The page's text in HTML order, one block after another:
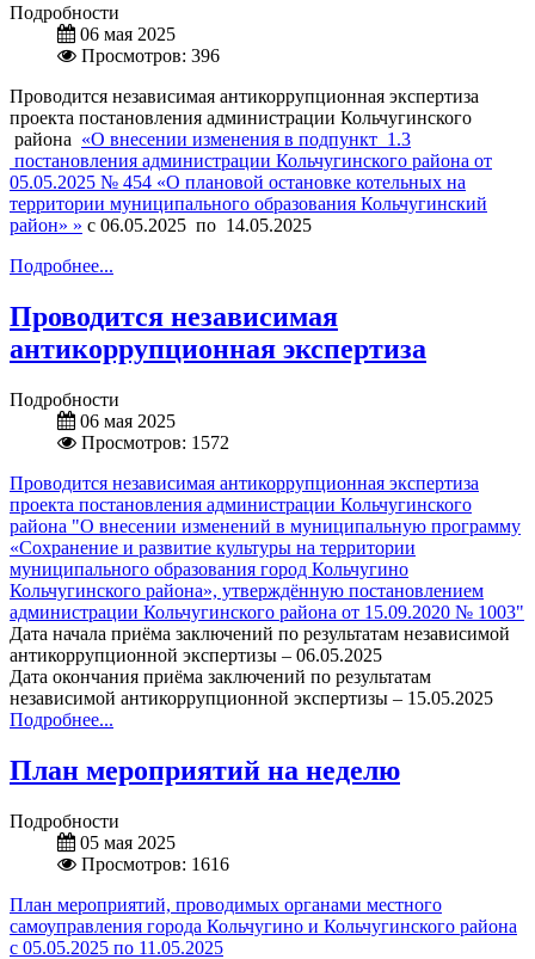
Подробности
06 мая 2025
Просмотров: 396
Проводится независимая антикоррупционная экспертиза
проекта постановления администрации Кольчугинского
района «О внесении изменения в подпункт 1.3
постановления администрации Кольчугинского района от
05.05.2025 № 454 «О плановой остановке котельных на
территории муниципального образования Кольчугинский
район» » с 06.05.2025 по 14.05.2025
Подробнее...
Проводится независимая
антикоррупционная экспертиза
Подробности
06 мая 2025
Просмотров: 1572
Проводится независимая антикоррупционная экспертиза
проекта постановления администрации Кольчугинского
района "О внесении изменений в муниципальную программу
«Сохранение и развитие культуры на территории
муниципального образования город Кольчугино
Кольчугинского района», утверждённую постановлением
администрации Кольчугинского района от 15.09.2020 № 1003"
Дата начала приёма заключений по результатам независимой
антикоррупционной экспертизы – 06.05.2025
Дата окончания приёма заключений по результатам
независимой антикоррупционной экспертизы – 15.05.2025
Подробнее...
План мероприятий на неделю
Подробности
05 мая 2025
Просмотров: 1616
План мероприятий, проводимых органами местного
самоуправления города Кольчугино и Кольчугинского района
с 05.05.2025 по 11.05.2025